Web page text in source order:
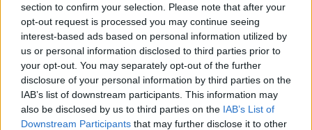
section to confirm your selection. Please note that after your
opt-out request is processed you may continue seeing
interest-based ads based on personal information utilized by
us or personal information disclosed to third parties prior to
your opt-out. You may separately opt-out of the further
disclosure of your personal information by third parties on the
IAB’s list of downstream participants. This information may
also be disclosed by us to third parties on the IAB’s List of
Downstream Participants that may further disclose it to other
Várakozás, te csalárd érzet szerzője
Homár Rezső•2020. április 23.
Amióta itthon ülünk, a futáros-csomagos sztorik
kaptak egy egészen szokatlan mellékízt. Anem
tartózkodott otthonés azátvevő hiánya...